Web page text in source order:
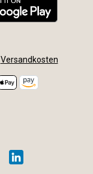
Versandkosten